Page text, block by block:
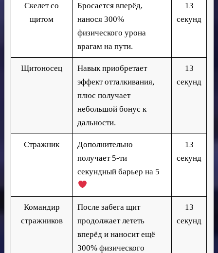
Скелет со
щитом
Бросается вперёд,
нанося 300%
физического урона
врагам на пути.
13
секунд
Щитоносец
Навык приобретает
эффект отталкивания,
плюс получает
небольшой бонус к
дальности.
13
секунд
Стражник
Дополнительно
получает 5-ти
секундный барьер на 5
13
секунд
Командир
стражников
После забега щит
продолжает лететь
вперёд и наносит ещё
300% физического
13
секунд